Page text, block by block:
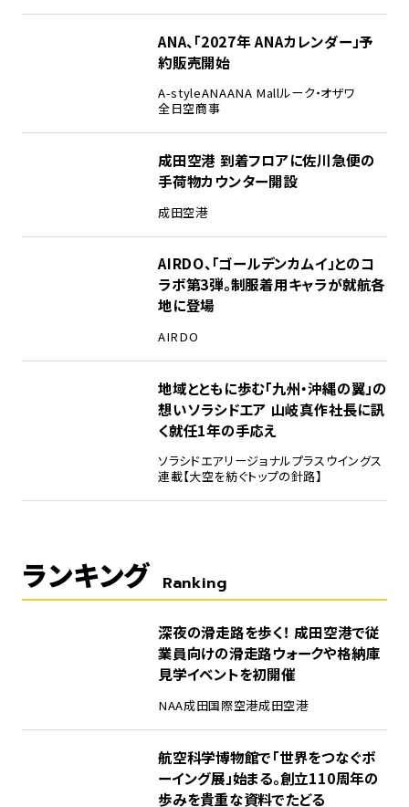
ANA、「2027年 ANAカレンダー」予
約販売開始
A-styleANAANA Mallルーク・オザワ
全日空商事
成田空港 到着フロアに佐川急便の
手荷物カウンター開設
成田空港
AIRDO、「ゴールデンカムイ」とのコ
ラボ第3弾。制服着用キャラが就航各
地に登場
AIRDO
地域とともに歩む「九州・沖縄の翼」の
想い――ソラシドエア 山岐真作社長に訊
く就任1年の手応え
ソラシドエアリージョナルプラスウイングス
連載【大空を紡ぐトップの針路】
ランキング Ranking
深夜の滑走路を歩く！ 成田空港で従
業員向けの滑走路ウォークや格納庫
見学イベントを初開催
NAA成田国際空港成田空港
航空科学博物館で「世界をつなぐボ
ーイング展」始まる。創立110周年の
歩みを貴重な資料でたどる